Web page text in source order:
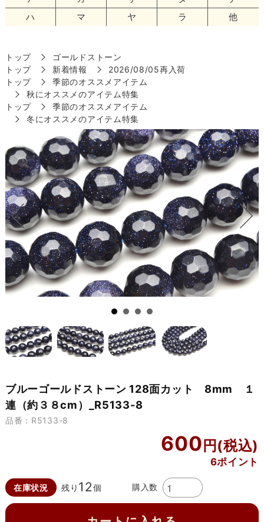
ハ
マ ヤ ラ 他
トップ
ゴールドストーン
トップ
新着情報
2026/08/05再入荷
トップ
季節のオススメアイテム
秋にオススメのアイテム特集
トップ
季節のオススメアイテム
冬にオススメのアイテム特集
ブルーゴールドストーン 128面カット 8mm １
連（約３８cm）_R5133-8
品番：R5133-8
600
6ポイント
在庫状況 残り 12個 購入数